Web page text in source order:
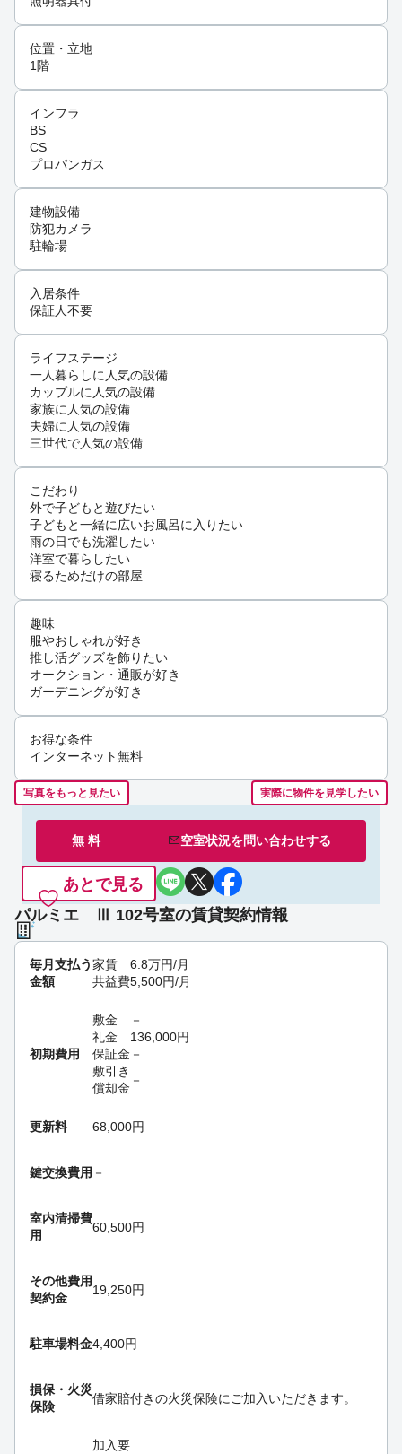
位置・立地
1階
インフラ
BS
CS
プロパンガス
建物設備
防犯カメラ
駐輪場
入居条件
保証人不要
ライフステージ
一人暮らしに人気の設備
カップルに人気の設備
家族に人気の設備
夫婦に人気の設備
三世代で人気の設備
こだわり
外で子どもと遊びたい
子どもと一緒に広いお風呂に入りたい
雨の日でも洗濯したい
洋室で暮らしたい
寝るためだけの部屋
趣味
服やおしゃれが好き
推し活グッズを飾りたい
オークション・通販が好き
ガーデニングが好き
お得な条件
インターネット無料
写真をもっと見たい 実際に物件を見学したい
無 料 空室状況を問い合わせする
あとで見る
パルミエ Ⅲ 102号室の賃貸契約情報
毎月支払う
金額
家賃 6.8万円/月
共益費5,500円/月
初期費用
敷金
－
礼金
136,000円
保証金 －
敷引き
償却金
－
更新料 68,000円
鍵交換費用 －
室内清掃費
用
60,500円
その他費用
契約金
19,250円
駐車場料金4,400円
損保・ 火災
保険
借家賠付きの火災保険にご加入いただきます。
加入要